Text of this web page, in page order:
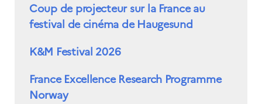
Coup de projecteur sur la France au
festival de cinéma de Haugesund
K&M Festival 2026
France Excellence Research Programme
Norway